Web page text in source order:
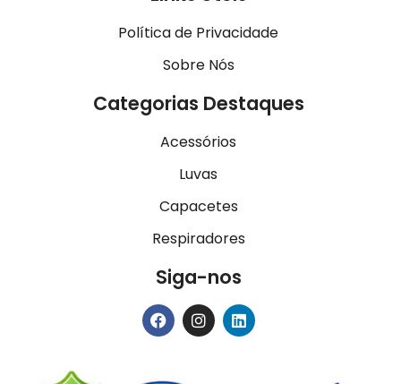
Política de Privacidade
Sobre Nós
Categorias Destaques
Acessórios
Luvas
Capacetes
Respiradores
Siga-nos